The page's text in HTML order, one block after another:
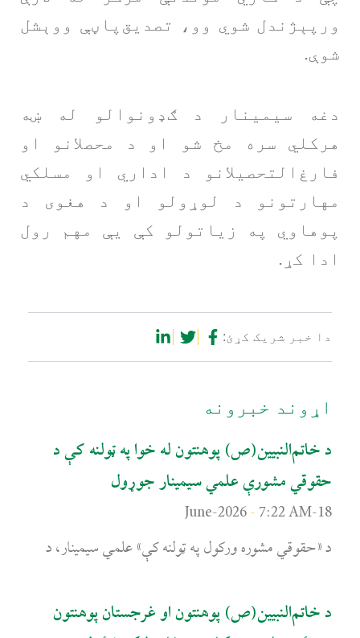
ورپېژندل شوي وو، تصدیق‌پاڼې ووېشل
شوې.
دغه سیمینار د ګډونوالو له ښه
هرکلي سره مخ شو او د محصلانو او
فارغ‌التحصیلانو د اداري او مسلکي
مهارتونو د لوړولو او د هغوی د
پوهاوي په زیاتولو کې یې مهم رول
ادا کړ.
دا خبر شریک کړئ:
اړوند خبرونه
د خاتم‌النبیین(ص) پوهنتون له خوا په ټولنه کې د
حقوقي مشورې علمي سیمینار جوړول
18-June-2026
7:22 AM
د «حقوقي مشوره ورکول په ټولنه کې» علمي سیمینار، د
د خاتم‌النبیین(ص) پوهنتون او غرجستان پوهنتون